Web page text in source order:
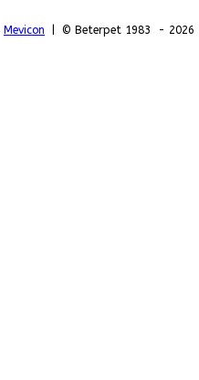
Mevicon | © Beterpet 1983 - 2026